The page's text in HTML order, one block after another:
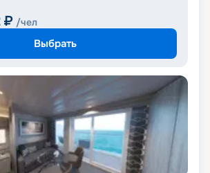
₽ /чел
Выбрать